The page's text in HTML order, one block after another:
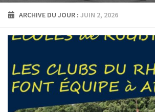
ARCHIVE DU JOUR : JUIN 2, 2026